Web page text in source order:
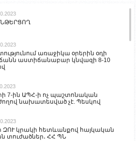
առաջիկա օրերին օդի
աստիճանաբար կնվազի 8-10
7-ին ԱՊՀ-ի ոչ պաշտոնական
նախատեսված չէ. Պեսկով
ԶՈՒ կրակի հետևանքով հայկական
տուժածներ․ ՀՀ ՊՆ